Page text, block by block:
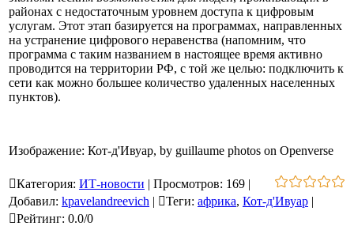
районах с недостаточным уровнем доступа к цифровым
услугам. Этот этап базируется на программах, направленных
на устранение цифрового неравенства (напомним, что
программа с таким названием в настоящее время активно
проводится на территории РФ, с той же целью: подключить к
сети как можно большее количество удаленных населенных
пунктов).
Изображение: Кот-д'Ивуар, by guillaume photos on Openverse
Категория: ИТ-новости | Просмотров: 169 |
Добавил: kpavelandreevich | Теги: африка, Кот-д'Ивуар |
Рейтинг: 0.0/0